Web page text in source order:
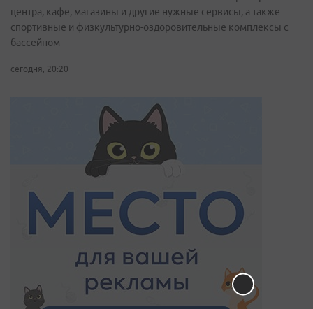
центра, кафе, магазины и другие нужные сервисы, а также
спортивные и физкультурно-оздоровительные комплексы с
бассейном
сегодня, 20:20